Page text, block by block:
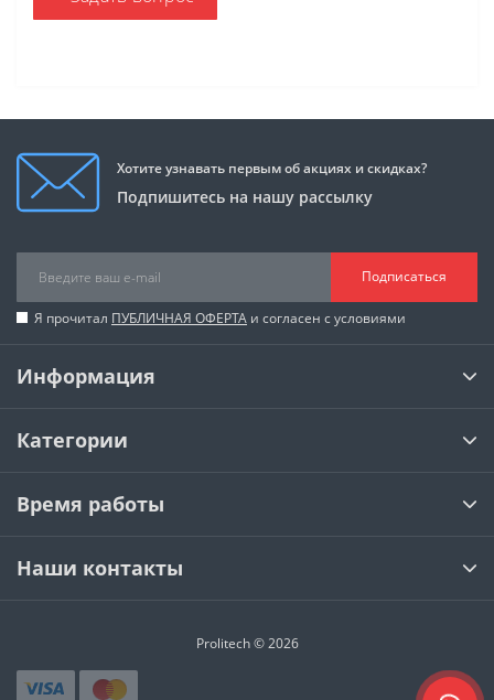
Хотите узнавать первым об акциях и скидках?
Подпишитесь на нашу рассылку
Подписаться
Я прочитал ПУБЛИЧНАЯ ОФЕРТА и согласен с условиями
Информация
Категории
Время работы
Наши контакты
Prolitech © 2026